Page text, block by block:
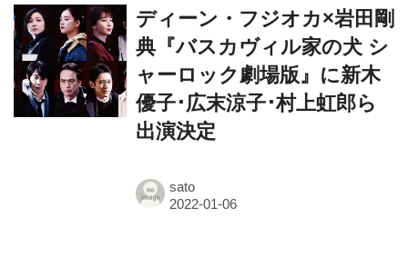
ャーロック劇場版』に新木
優子･広末涼子･村上虹郎ら
出演決定
sato